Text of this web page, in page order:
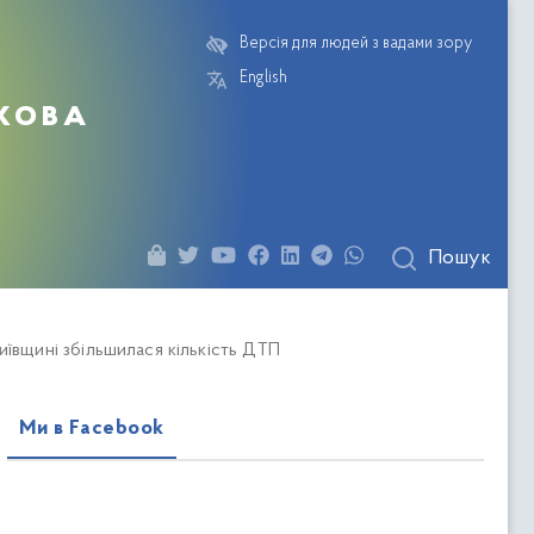
Версія для людей з вадами зору
English
Пошук
збільшилася кількість ДТП
Ми в Facebook